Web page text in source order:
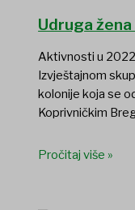
Udruga
Aktivnosti u
Izvještajnom
kolonije koja se
Koprivničkim
Pročitaj više »